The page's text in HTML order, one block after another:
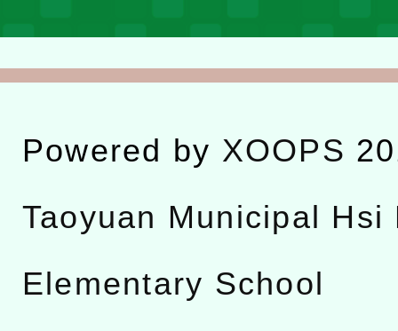
Powered by XOOPS
Taoyuan Municipal Hsi
Elementary School